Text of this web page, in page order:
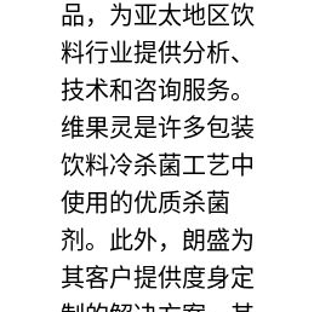
品，为亚太地区饮
料行业提供分析、
技术和咨询服务。
维果灵是许多包装
饮料冷杀菌工艺中
使用的优质杀菌
剂。此外，朗盛为
其客户提供度身定